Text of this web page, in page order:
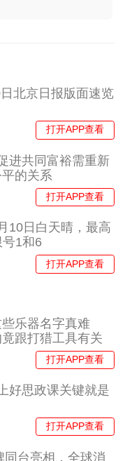
北京日报版面速览
打开APP查看
进共同富裕需重新
的关系
打开APP查看
10日白天晴，最高
1和6
打开APP查看
乐器名字真难
跟打猎工具有关
打开APP查看
好思政课关键就是
打开APP查看
同台亮相，全球消